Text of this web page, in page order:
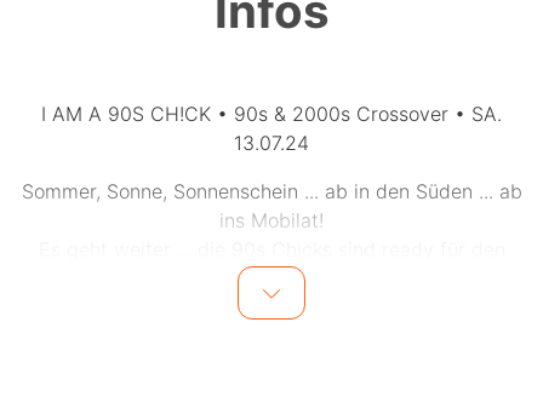
I AM A 90S CH!CK • 90s & 2000s Crossover • SA.
13.07.24
Sommer, Sonne, Sonnenschein ... ab in den Süden ... ab
ins Mobilat!
Sommer und eskalieren auch im Juni in Heilbronns
#lieblingsclub. Voller guter Laune und dem Soundtrack